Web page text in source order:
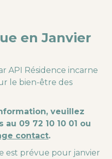
en Janvier
API Résidence incarne
le bien-être des
veuillez
09 72 10 10 01 ou
contact.
est prévue pour janvier